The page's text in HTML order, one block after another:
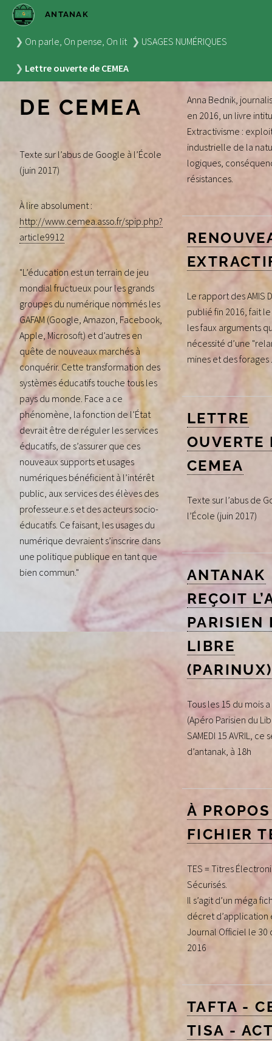
ANTANAK
On parle, On pense, On lit USAGES NUMÉRIQUES
Lettre ouverte de CEMEA
LETTRE
OUVERTE
DE CEMEA
Texte sur l’abus de Google à l’École
(juin 2017)
À lire absolument :
http://www.cemea.asso.fr/spip.php?
article9912
"L’éducation est un terrain de jeu
mondial fructueux pour les grands
groupes du numérique nommés les
GAFAM (Google, Amazon, Facebook,
Apple, Microsoft) et d’autres en
quête de nouveaux marchés à
conquérir. Cette transformation des
systèmes éducatifs touche tous les
pays du monde. Face a ce
phénomène, la fonction de l’État
devrait être de réguler les services
éducatifs, de s’assurer que ces
nouveaux supports et usages
numériques bénéficient à l’intérêt
public, aux services des élèves des
professeur.e.s et des acteurs socio-
éducatifs. Ce faisant, les usages du
numérique devraient s’inscrire dans
une politique publique en tant que
bien commun."
DÉCHETS
Anna Bednik,
en 2016, un livre
Extractivisme :
industrielle de la
logiques,
résistances.
Le rapport des AMIS
publié fin 2016, fait
les faux arguments
nécessité d’une
mines et des forages
LETTRE
OUVERTE
CEMEA
Texte sur l’abus de
l’École (juin 2017)
ANTANAK
REÇOIT
PARISIEN
LIBRE
(PARINUX)
Tous les 15 du mois a
(Apéro Parisien du
SAMEDI 15 AVRIL, ce
d’antanak, à 18h
À
FICHIER
TES = Titres
Sécurisés.
Il s’agit d’un méga
décret d’application
Journal Officiel le
2016
TAFTA -
TISA -